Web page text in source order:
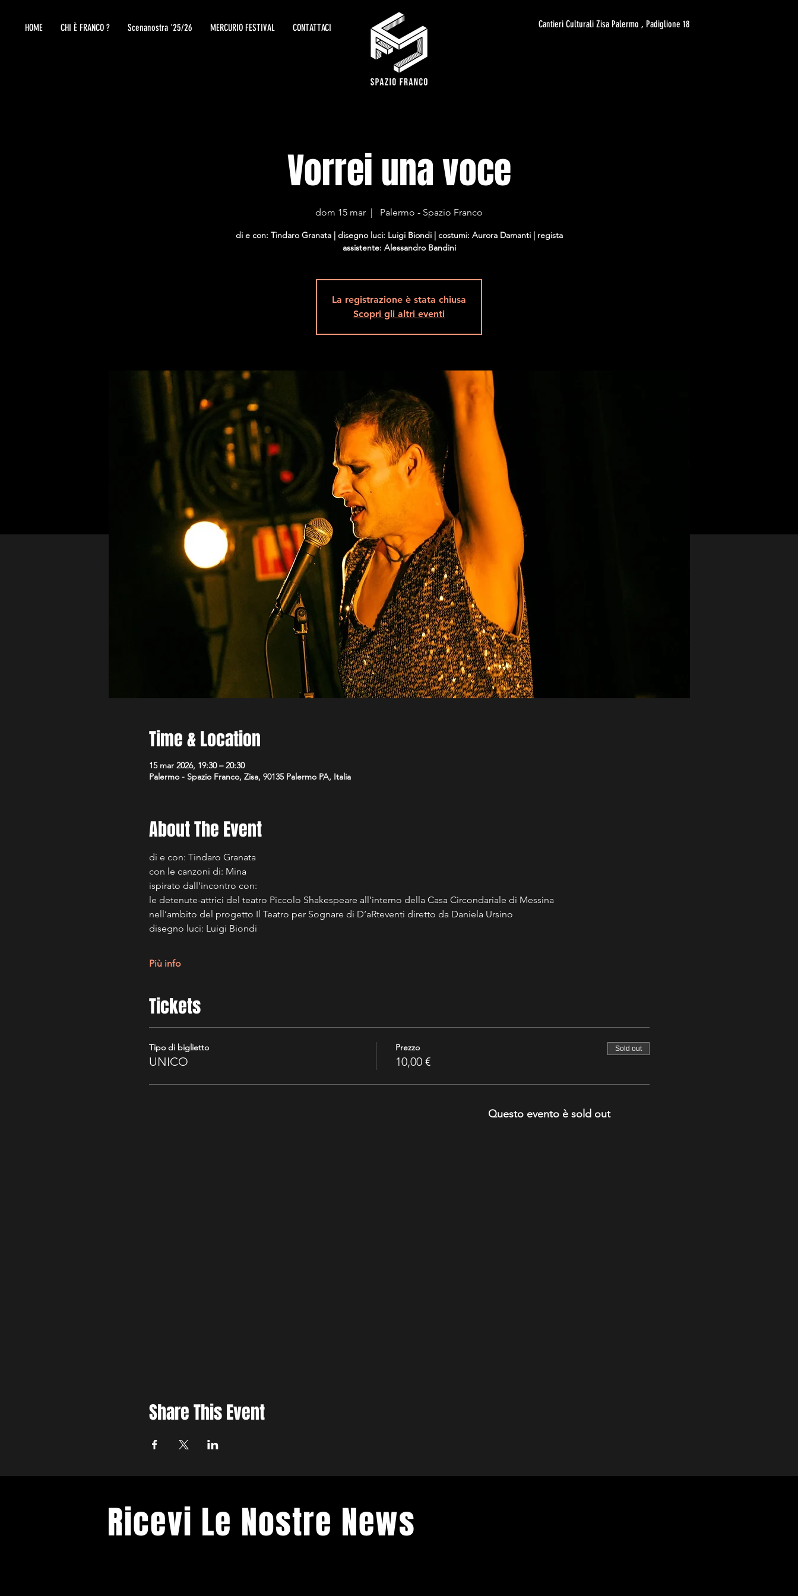
HOME CHI È FRANCO ? Scenanostra '25/26 MERCURIO FESTIVAL CONTATTACI Cantieri Culturali Zisa Palermo , Padiglione 18
Vorrei una voce
dom 15 mar
  |
Palermo - Spazio Franco
di e con: Tindaro Granata | disegno luci: Luigi Biondi | costumi: Aurora Damanti | regista
assistente: Alessandro Bandini
La registrazione è stata chiusa
Scopri gli altri eventi
Time & Location
15 mar 2026, 19:30 – 20:30
Palermo - Spazio Franco, Zisa, 90135 Palermo PA, Italia
About The Event
di e con: Tindaro Granata
con le canzoni di: Mina
ispirato dall’incontro con:
le detenute-attrici del teatro Piccolo Shakespeare all’interno della Casa Circondariale di Messina
nell’ambito del progetto Il Teatro per Sognare di D’aRteventi diretto da Daniela Ursino
disegno luci: Luigi Biondi
Più info
Tickets
Tipo di biglietto
UNICO
Prezzo
10,00 €
Sold out
Questo evento è sold out
Share This Event
Ricevi Le Nostre News